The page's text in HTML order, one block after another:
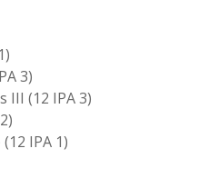
3)
III (12 IPA 3)
IPA 1)